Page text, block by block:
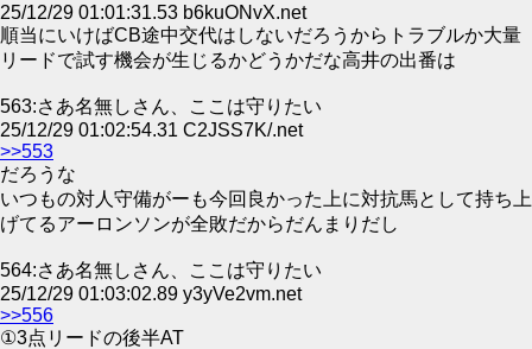
25/12/29 01:01:31.53 b6kuONvX.net
順当にいけばCB途中交代はしないだろうからトラブルか大量
リードで試す機会が生じるかどうかだな高井の出番は
563:さあ名無しさん、ここは守りたい
25/12/29 01:02:54.31 C2JSS7K/.net
>>553
だろうな
いつもの対人守備がーも今回良かった上に対抗馬として持ち上
げてるアーロンソンが全敗だからだんまりだし
564:さあ名無しさん、ここは守りたい
25/12/29 01:03:02.89 y3yVe2vm.net
>>556
①3点リードの後半AT